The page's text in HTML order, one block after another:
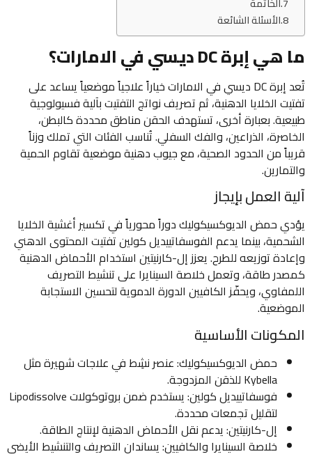
الأسئلة الشائعة
ما هي إبرة DC ديسي في الامارات؟
تُعد إبرة DC ديسي في الامارات خياراً علاجياً موضعياً يساعد على
تفتيت الخلايا الدهنية، ثم تصريف نواتج التفتيت بآلية فسيولوجية
طبيعية. بعبارة أخرى، تستهدف الحقن مناطق محددة كالبطن،
الخاصرة، الذراعين، والفك السفلي. تُناسب الفئات التي تملك وزناً
قريباً من الحدود الصحية، مع جيوب دهنية موضعية تقاوم الحمية
والتمارين.
آلية العمل بإيجاز
يؤدي حمض الديوكسيكوليك دوراً محورياً في تكسير أغشية الخلايا
الشحمية، بينما يدعم الفوسفاتييديل كولين تفتيت المحتوى الدهني
وإعادة توزيعه للطرح. يعزز إل-كارنيتين استخدام الأحماض الدهنية
كمصدر طاقة، وتعمل خلاصة السينايرا على تنشيط التصريف
اللمفاوي، ويحفّز الكافيين الدورة الدموية لتحسين الاستجابة
الموضعية.
المكونات الأساسية
حمض الديوكسيكوليك: عنصر نشِط في علاجات شهيرة مثل
Kybella للذقن المزدوجة.
فوسفاتييديل كولين: يستخدم ضمن بروتوكولات Lipodissolve
لتقليل تجمعات محددة.
إل-كارنيتين: يدعم نقل الأحماض الدهنية لإنتاج الطاقة.
خلاصة السينايرا والكافيين: يساندان التصريف والتنشيط الأيضي